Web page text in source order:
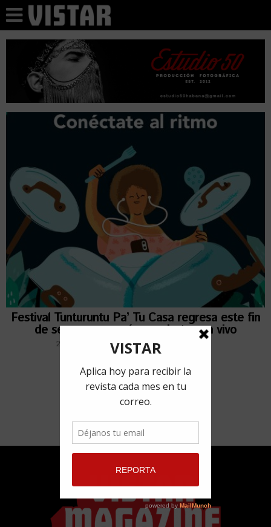
Festival Tunturuntu Pa’ Tu Casa regresa este fin
de semana con más conciertos en vivo
27 marzo, 2020 porRedacción VISTAR